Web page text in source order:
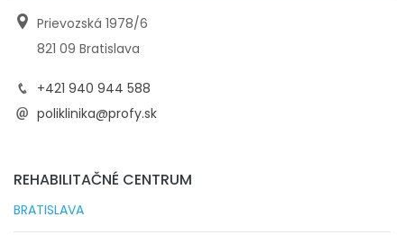
Prievozská 1978/6
821 09 Bratislava
+421 940 944 588
poliklinika@profy.sk
REHABILITAČNÉ CENTRUM
BRATISLAVA